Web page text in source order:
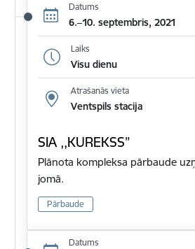
Datums
6.–10. septembris, 2021
Laiks
Visu dienu
Atrašanās vieta
Ventspils stacija
SIA ,,KUREKSS”
Plānota kompleksa pārbaude
jomā.
Pārbaude
Datums